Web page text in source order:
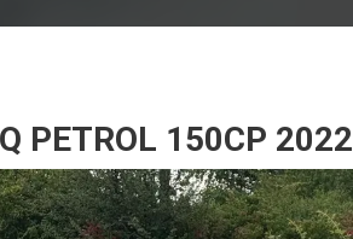
PETROL 150CP 2022